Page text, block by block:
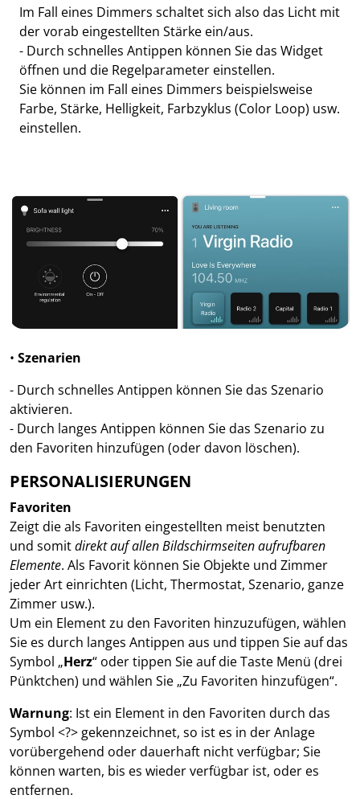
Im Fall eines Dimmers schaltet sich also das Licht mit
der vorab eingestellten Stärke ein/aus.
- Durch schnelles Antippen können Sie das Widget
öffnen und die Regelparameter einstellen.
Sie können im Fall eines Dimmers beispielsweise
Farbe, Stärke, Helligkeit, Farbzyklus (Color Loop) usw.
einstellen.
• Szenarien
- Durch schnelles Antippen können Sie das Szenario
aktivieren.
- Durch langes Antippen können Sie das Szenario zu
den Favoriten hinzufügen (oder davon löschen).
PERSONALISIERUNGEN
Favoriten
Zeigt die als Favoriten eingestellten meist benutzten
und somitdirekt auf allen Bildschirmseiten aufrufbaren
Elemente. Als Favorit können Sie Objekte und Zimmer
jeder Art einrichten (Licht, Thermostat, Szenario, ganze
Zimmer usw.).
Um ein Element zu den Favoriten hinzuzufügen, wählen
Sie es durch langes Antippen aus und tippen Sie auf das
Symbol „Herz“ oder tippen Sie auf die Taste Menü (drei
Pünktchen) und wählen Sie „Zu Favoriten hinzufügen“.
Warnung: Ist ein Element in den Favoriten durch das
Symbol <?> gekennzeichnet, so ist es in der Anlage
vorübergehend oder dauerhaft nicht verfügbar; Sie
können warten, bis es wieder verfügbar ist, oder es
entfernen.